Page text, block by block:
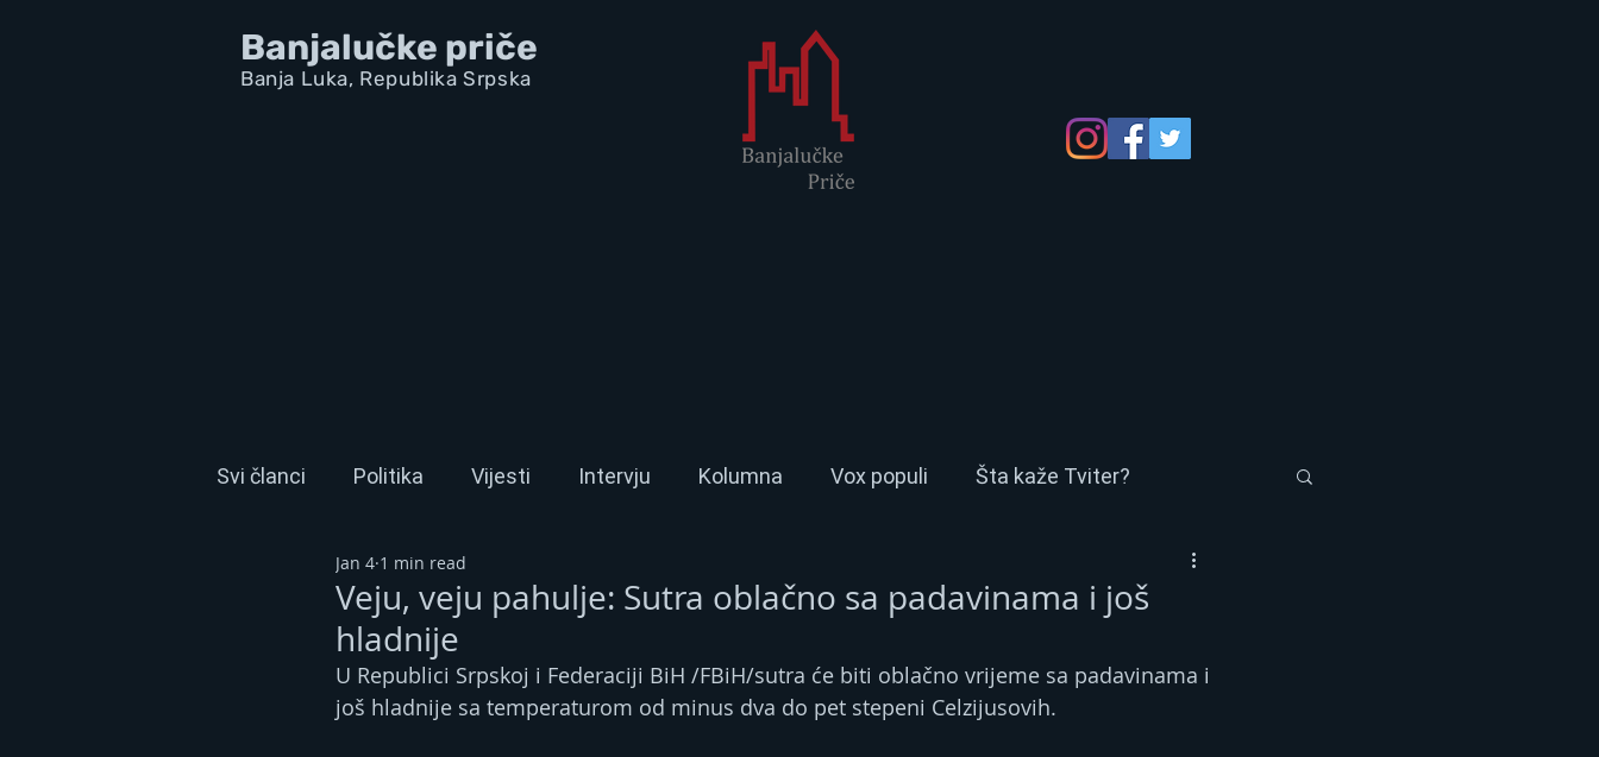
Banjalučke priče
Banja Luka, Republika Srpska
Svi članci Politika Vijesti Intervju Kolumna Vox populi Šta kaže Tviter?
Veju, veju pahulje: Sutra oblačno sa padavinama i još
hladnije
Jan 4 1 min read
U Republici Srpskoj i Federaciji BiH /FBiH/sutra će biti oblačno vrijeme sa padavinama i
još hladnije sa temperaturom od minus dva do pet stepeni Celzijusovih.